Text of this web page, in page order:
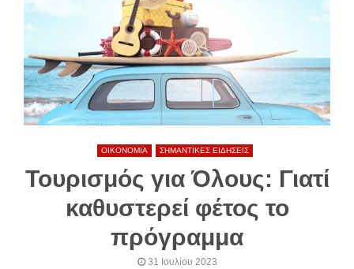
ΟΙΚΟΝΟΜΙΑ ΣΗΜΑΝΤΙΚΕΣ ΕΙΔΗΣΕΙΣ
Τουρισμός για Όλους: Γιατί
καθυστερεί φέτος το
πρόγραμμα
31 Ιουλίου 2023